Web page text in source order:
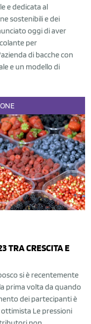
e dedicata al
sostenibili e dei
oggi di aver
per
di bacche con
e un modello di
TRA CRESCITA E
si è recentemente
prima volta da quando
dei partecipanti è
Le pressioni